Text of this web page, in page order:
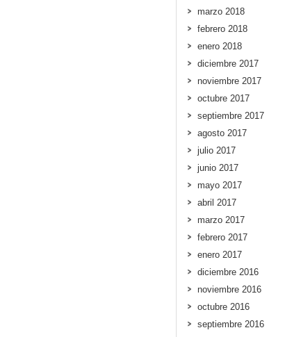
marzo 2018
febrero 2018
enero 2018
diciembre 2017
noviembre 2017
octubre 2017
septiembre 2017
agosto 2017
julio 2017
junio 2017
mayo 2017
abril 2017
marzo 2017
febrero 2017
enero 2017
diciembre 2016
noviembre 2016
octubre 2016
septiembre 2016